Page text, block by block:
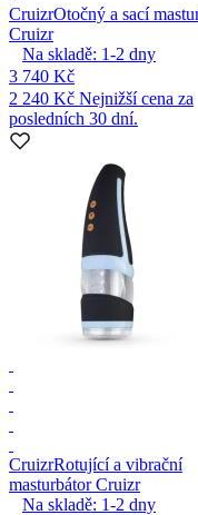
CruizrOtočný a sací
Cruizr
Na skladě: 1-2 dny
3 740 Kč
2 240 Kč Nejnižší cena za
posledních 30 dní.
CruizrRotující a vibrační
masturbátor Cruizr
Na skladě: 1-2 dny